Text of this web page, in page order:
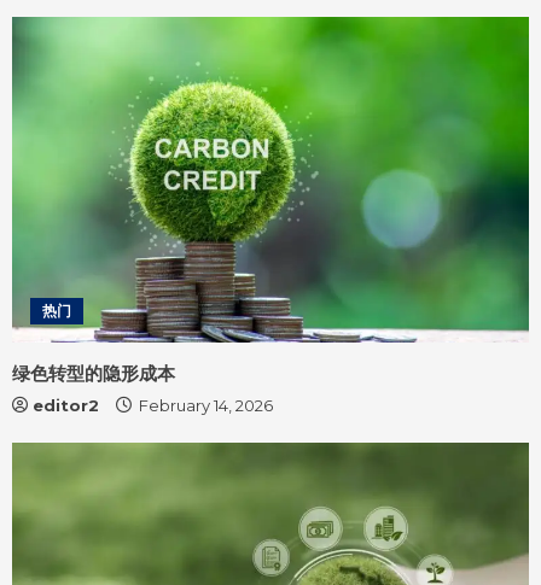
a
热门
绿色转型的隐形成本
editor2 February 14, 2026